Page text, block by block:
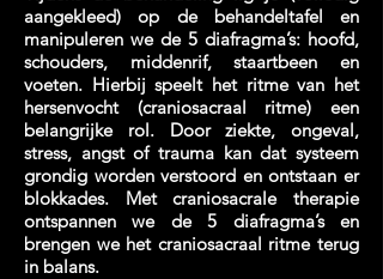
aangekleed) op de behandeltafel en
manipuleren we de 5 diafragma’s: hoofd,
schouders, middenrif, staartbeen en
voeten. Hierbij speelt het ritme van het
hersenvocht (craniosacraal ritme) een
belangrijke rol. Door ziekte, ongeval,
stress, angst of trauma kan dat systeem
grondig worden verstoord en ontstaan er
blokkades. Met craniosacrale therapie
ontspannen we de 5 diafragma’s en
brengen we het craniosacraal ritme terug
in balans.